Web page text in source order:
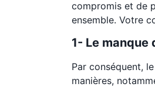
compromis et de
ensemble. Votre
1- Le manque
Par conséquent,
manières,